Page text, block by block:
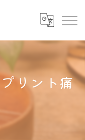
リント痛